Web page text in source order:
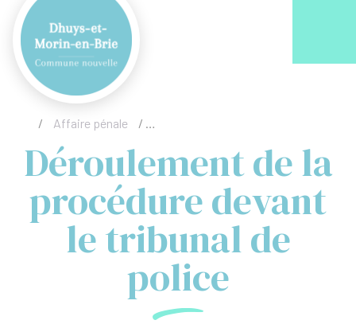
/ Affaire pénale / Déroulement de la procédure devant
Déroulement de la
procédure devant
le tribunal de
police